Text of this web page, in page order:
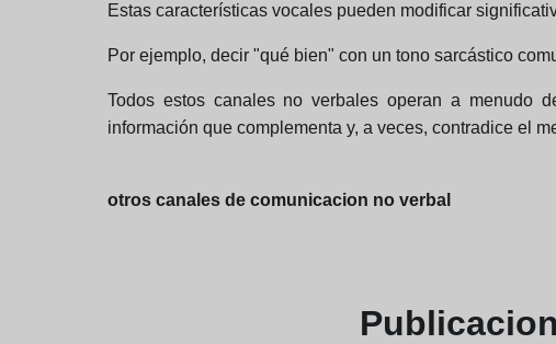
Estas características vocales pueden modificar
Por ejemplo, decir "qué bien" con un tono sarcástico
Todos estos canales no verbales operan a menudo
información que complementa y, a veces, contradice el
otros canales de comunicacion no verbal